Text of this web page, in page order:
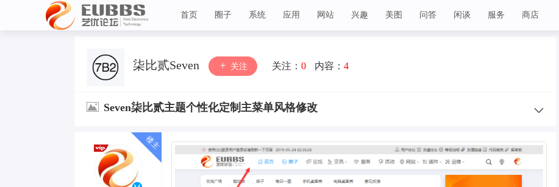
首页 圈子 系统 应用 网站 兴趣 美图 问答 闲谈 服务 商店
柒比贰Seven 关注 关注： 0 内容： 4
Seven柒比贰主题个性化定制主菜单风格修改